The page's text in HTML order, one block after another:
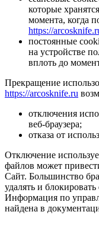
которые
момента, когда
https://
постоянные
на устройстве
вплоть до
Прекращение
https://arcosknife.ru
отключения
веб-браузера;
отказа от
Отключение
файлов может
Сайт. Большинство
удалять и
Информация по
найдена в